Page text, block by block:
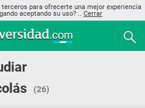
para ofrecerte una mejor experiencia
aceptando su uso? .. Cerrar
(26)